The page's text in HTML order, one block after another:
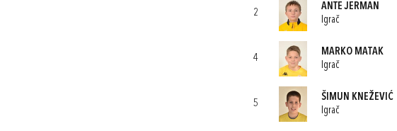
2
ANTE JERMAN
Igrač
4
MARKO MATAK
Igrač
5
ŠIMUN KNEŽEVIĆ
Igrač